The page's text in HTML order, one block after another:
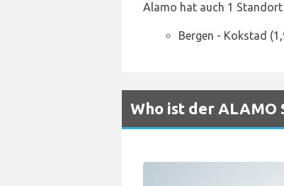
Alamo hat auch 1
Bergen - Kokstad
Who ist der ALAMO